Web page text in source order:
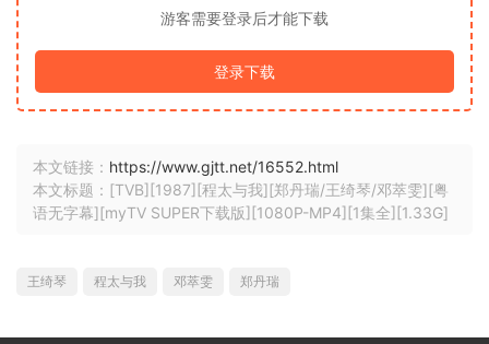
游客需要登录后才能下载
登录下载
本文链接： https://www.gjtt.net/16552.html
本文标题：[TVB][1987][程太与我][郑丹瑞/王绮琴/邓萃雯][粤
语无字幕][myTV SUPER下载版][1080P-MP4][1集全][1.33G]
王绮琴 程太与我 邓萃雯 郑丹瑞